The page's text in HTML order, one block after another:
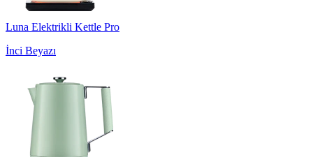
Luna Elektrikli Kettle Pro
İnci Beyazı